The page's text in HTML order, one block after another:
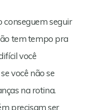
conseguem seguir
tem tempo pra
você
você não se
na rotina.
precisam ser